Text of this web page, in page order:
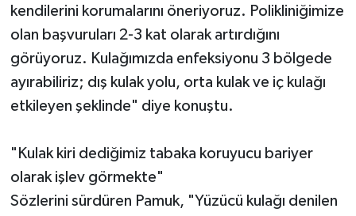
kendilerini korumalarını öneriyoruz. Polikliniğimize
olan başvuruları 2-3 kat olarak artırdığını
görüyoruz. Kulağımızda enfeksiyonu 3 bölgede
ayırabiliriz; dış kulak yolu, orta kulak ve iç kulağı
etkileyen şeklinde" diye konuştu.
"Kulak kiri dediğimiz tabaka koruyucu bariyer
olarak işlev görmekte"
Sözlerini sürdüren Pamuk, "Yüzücü kulağı denilen